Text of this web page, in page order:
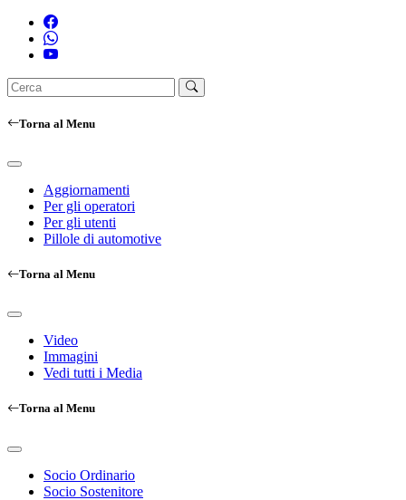
Torna al Menu
Aggiornamenti
Per gli operatori
Per gli utenti
Pillole di automotive
Torna al Menu
Video
Immagini
Vedi tutti i Media
Torna al Menu
Socio Ordinario
Socio Sostenitore